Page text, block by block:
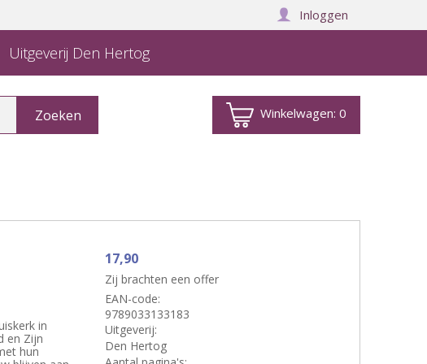
Inloggen
Uitgeverij Den Hertog
Winkelwagen:0
in
en Zijn
hun
17,90
Zij brachten een offer
EAN-code:
9789033133183
Uitgeverij:
Den Hertog